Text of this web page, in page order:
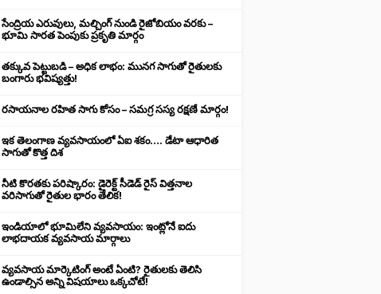
సేంద్రియ ఎరువులు, మల్చింగ్ నుండి రైజోబియం వరకు –
భూమి సారత పెంపుకు ప్రకృతి మార్గం
తక్కువ పెట్టుబడి – అధిక లాభం: మునగ సాగుతో రైతులకు
బంగారు భవిష్యత్తు!
రసాయనాల రహిత సాగు కోసం – సమగ్ర సస్య రక్షణే మార్గం!
ఇక తెలంగాణ వ్యవసాయంలో ఏఐ శకం…. డేటా ఆధారిత
సాగుతో కొత్త దిశ
నీటి కొరతకు పరిష్కారం: డైరెక్ట్ సీడెడ్ రైస్ విత్తనాల
వరిసాగుతో రైతుల భారం తేలిక!
ఇండియాలో భూమిలేని వ్యవసాయం: ఇంట్లోనే ఐదు
లాభదాయక వ్యవసాయ మార్గాలు
వ్యవసాయ మార్కెటింగ్ అంటే ఏంటి? రైతులకు తెలిసి
ఉండాల్సిన అన్ని విషయాలు ఒక్కచోటే!